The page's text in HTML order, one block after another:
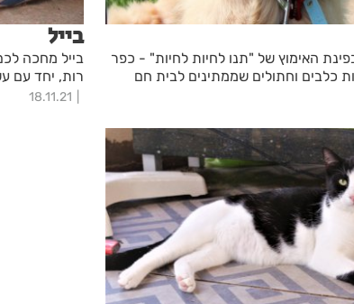
האימוץ של "תנו לחיות לחיות" - כפר
כלבים וחתולים שממתינים לבית חם
בייל
בייל מחכה
רות, יחד עם
18.11.21